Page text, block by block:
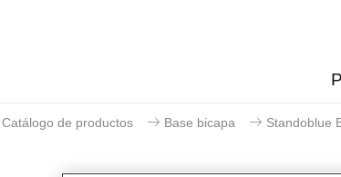
Catálogo de productos Base bicapa Standoblue